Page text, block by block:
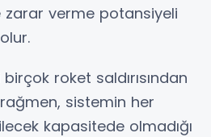
verme potansiyeli
roket saldırısından
sistemin her
kapasitede olmadığı